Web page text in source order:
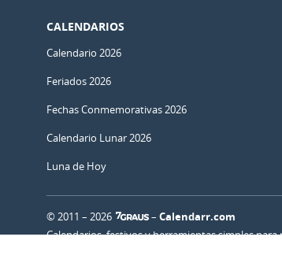
CALENDARIOS
Calendario 2026
Feriados 2026
Fechas Conmemorativas 2026
Calendario Lunar 2026
Luna de Hoy
© 2011 – 2026 – Calendarr.com
Calendarios, festivos y herramientas simples